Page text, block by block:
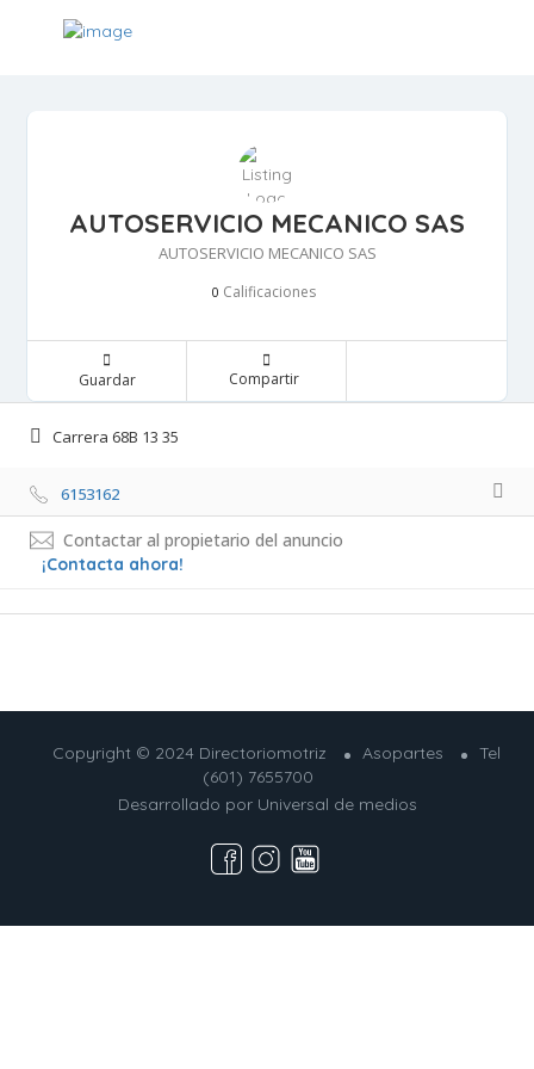
AUTOSERVICIO MECANICO SAS
AUTOSERVICIO MECANICO SAS
0 Calificaciones
Guardar Compartir
Carrera 68B 13 35
6153162
Contactar al propietario del anuncio
¡Contacta ahora!
Copyright © 2024 Directoriomotriz Asopartes
Tel
(601) 7655700
Desarrollado por Universal de medios